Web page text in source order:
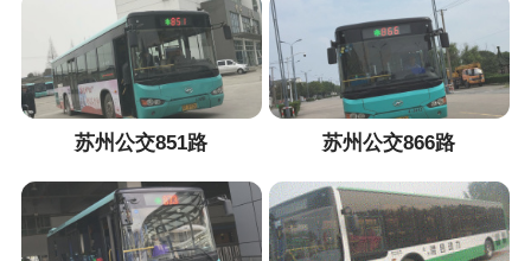
苏州公交851路 苏州公交866路